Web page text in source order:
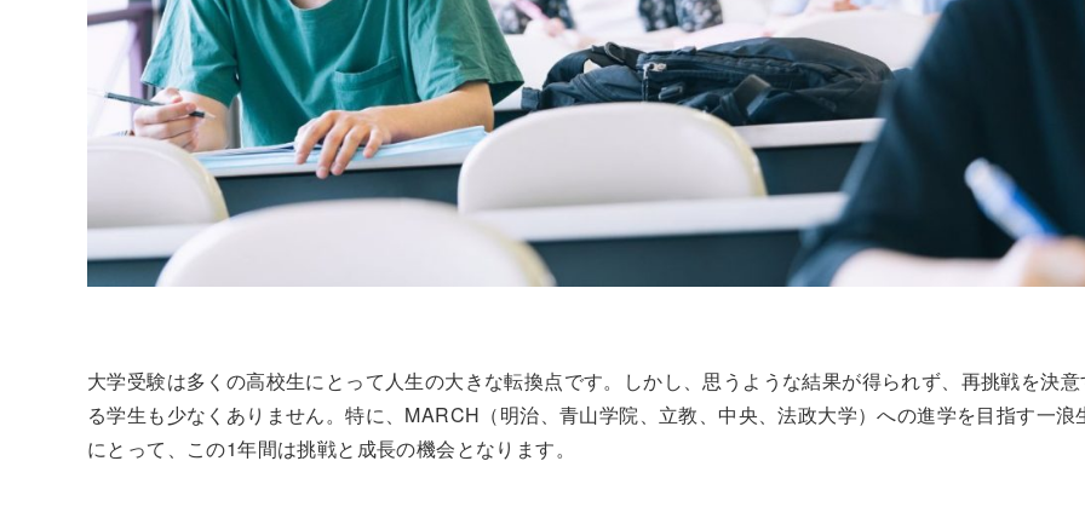
大学受験は多くの高校生にとって人生の大きな転換点です。しかし、思うような結果が得られず、再挑戦を決
る学生も少なくありません。特に、MARCH（明治、青山学院、立教、中央、法政大学）への進学を目指す一浪
にとって、この1年間は挑戦と成長の機会となります。